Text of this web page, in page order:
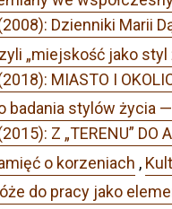
Dzienniki Marii
„miejskość jako
MIASTO I
badania stylów życia
Z „TERENU” DO
o korzeniach ,
do pracy jako